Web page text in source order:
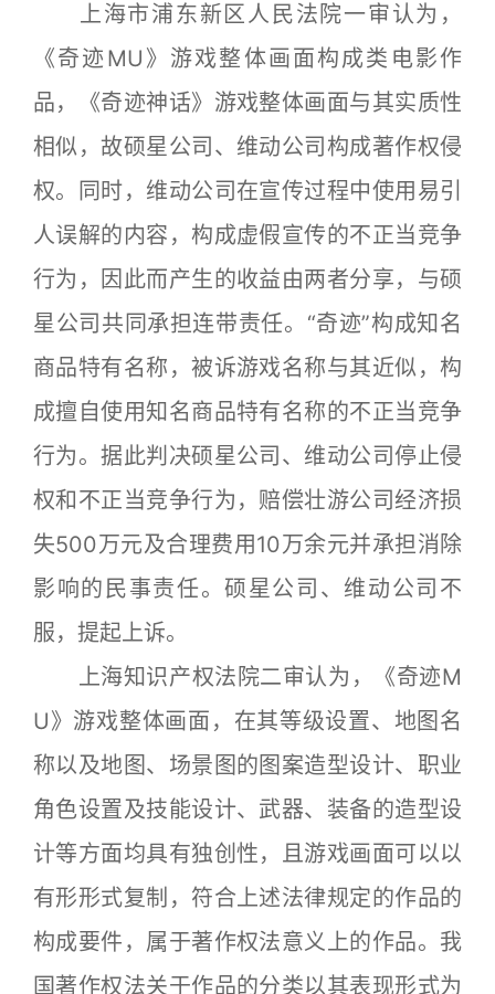
上海市浦东新区人民法院一审认为，
《奇迹MU》游戏整体画面构成类电影作
品，《奇迹神话》游戏整体画面与其实质性
相似，故硕星公司、维动公司构成著作权侵
权。同时，维动公司在宣传过程中使用易引
人误解的内容，构成虚假宣传的不正当竞争
行为，因此而产生的收益由两者分享，与硕
星公司共同承担连带责任。“奇迹”构成知名
商品特有名称，被诉游戏名称与其近似，构
成擅自使用知名商品特有名称的不正当竞争
行为。据此判决硕星公司、维动公司停止侵
权和不正当竞争行为，赔偿壮游公司经济损
失500万元及合理费用10万余元并承担消除
影响的民事责任。硕星公司、维动公司不
服，提起上诉。
上海知识产权法院二审认为，《奇迹M
U》游戏整体画面，在其等级设置、地图名
称以及地图、场景图的图案造型设计、职业
角色设置及技能设计、武器、装备的造型设
计等方面均具有独创性，且游戏画面可以以
有形形式复制，符合上述法律规定的作品的
构成要件，属于著作权法意义上的作品。我
国著作权法关于作品的分类以其表现形式为